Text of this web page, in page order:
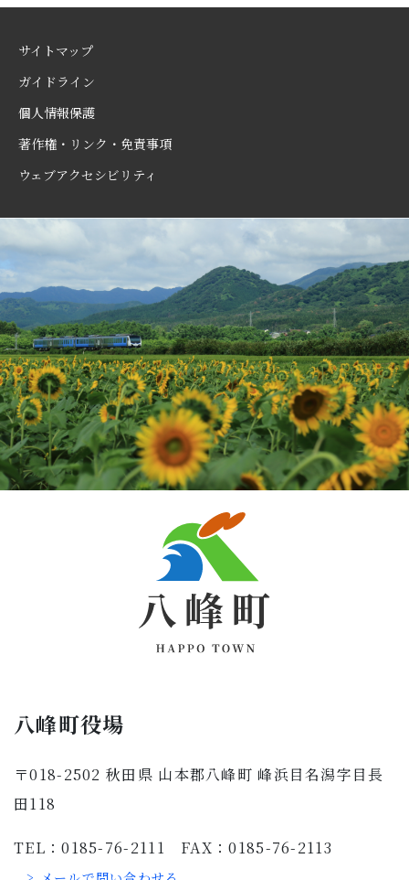
サイトマップ
ガイドライン
個人情報保護
著作権・リンク・免責事項
ウェブアクセシビリティ
八峰町役場
〒018-2502 秋田県 山本郡八峰町 峰浜目名潟字目長
田118
TEL：0185-76-2111 FAX：0185-76-2113